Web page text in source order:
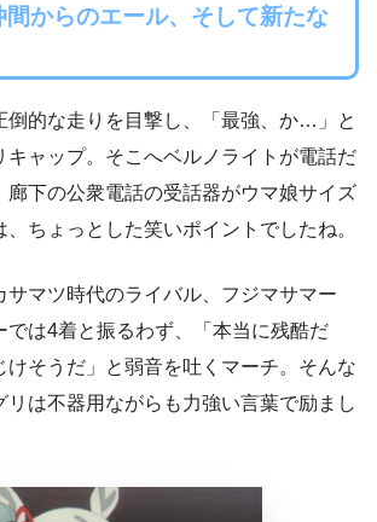
間からのエール、そして新たな
倒的な走りを目撃し、「最強、か…」と
キャップ。そこへベルノライトが電話だ
廊下の公衆電話の受話器がウマ娘サイズ
ちょっとした笑いポイントでしたね。
サマツ時代のライバル、フジマサマー
では4着と振るわず、「本当に残酷だ
けそうだ」と弱音を吐くマーチ。そんな
リは不器用ながらも力強い言葉で励まし